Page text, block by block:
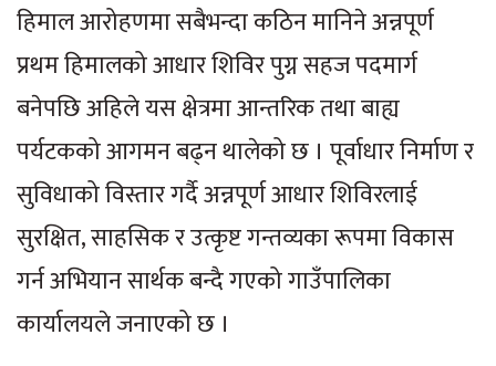
हिमाल आरोहणमा सबैभन्दा कठिन मानिने अन्नपूर्ण
प्रथम हिमालको आधार शिविर पुग्न सहज पदमार्ग
बनेपछि अहिले यस क्षेत्रमा आन्तरिक तथा बाह्य
पर्यटकको आगमन बढ्न थालेको छ । पूर्वाधार निर्माण र
सुविधाको विस्तार गर्दै अन्नपूर्ण आधार शिविरलाई
सुरक्षित, साहसिक र उत्कृष्ट गन्तव्यका रूपमा विकास
गर्न अभियान सार्थक बन्दै गएको गाउँपालिका
कार्यालयले जनाएको छ ।